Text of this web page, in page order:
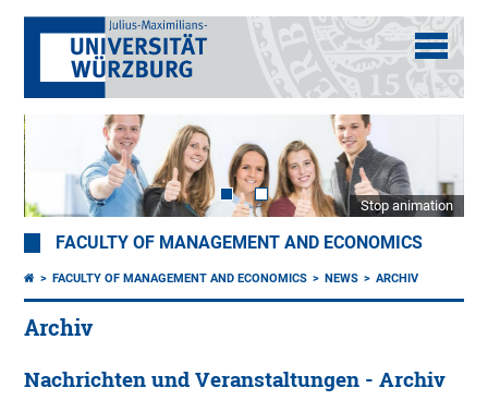
Stop animation
FACULTY OF MANAGEMENT AND ECONOMICS
FACULTY OF MANAGEMENT AND ECONOMICS NEWS ARCHIV
Archiv
Nachrichten und Veranstaltungen - Archiv